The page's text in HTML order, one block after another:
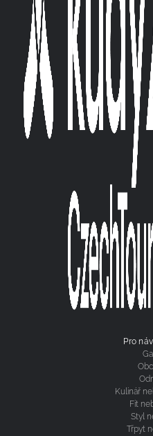
Pro
Kulinář
Fit
Styl
Třpyt